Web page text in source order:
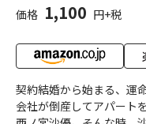
価格 1,100 円+税
契約結婚から始まる、運
会社が倒産してアパート